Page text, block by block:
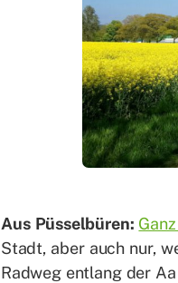
Aus Püs­sel­bü­ren:
Stadt, aber auch nur,
Rad­weg ent­lang der